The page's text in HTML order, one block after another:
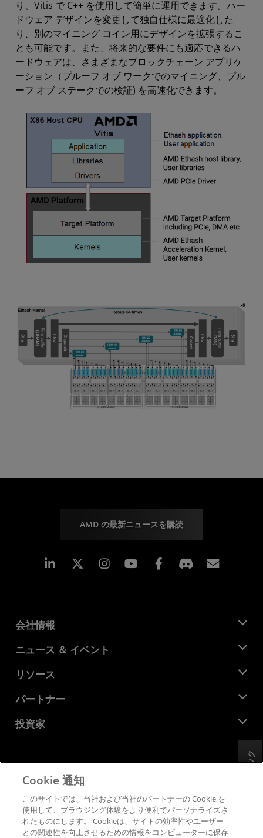
り、Vitis で C++ を使用して簡単に運用できます。ハー
ドウェア デザインを変更して独自仕様に最適化した
り、別のマイニング コイン用にデザインを拡張するこ
とも可能です。また、将来的な要件にも適応できるハ
ードウェアは、さまざまなブロックチェーン アプリケ
ーション（プルーフ オブ ワークでのマイニング、プル
ーフ オブ ステークでの検証) を高速化できます。
AMD の最新ニュースを購読
Linkedin Instagram Facebook
会社情報
AMD について
企業責任
キャリア
お問い合わせ
ニュース ＆ イベント
ニュースルーム
メディア ライブラリ
リソース
デベロッパー セントラル
ケース スタディ
パートナー
AMD パートナー ハブ
投資家
財務情報
取締役会
ガバナンス報告書
SEC 提出書類
プライバシー
商標
サプライ チェーンの透明性
公正でオープンな競争
フィードバック
Cookie 通知
このサイトでは、当社および当社のパートナーの Cookie を
使用して、ブラウジング体験をより便利でパーソナライズさ
れたものにします。 Cookieは、サイトの効率性やユーザー
との関連性を向上させるための情報をコンピューターに保存